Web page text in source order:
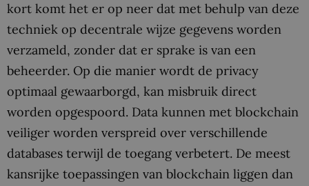
kort komt het er op neer dat met behulp van deze
techniek op decentrale wijze gegevens worden
verzameld, zonder dat er sprake is van een
beheerder. Op die manier wordt de privacy
optimaal gewaarborgd, kan misbruik direct
worden opgespoord. Data kunnen met blockchain
veiliger worden verspreid over verschillende
databases terwijl de toegang verbetert. De meest
kansrijke toepassingen van blockchain liggen dan